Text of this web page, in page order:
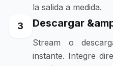
la salida a medida.
3 Descargar
Stream o
instante. Integre